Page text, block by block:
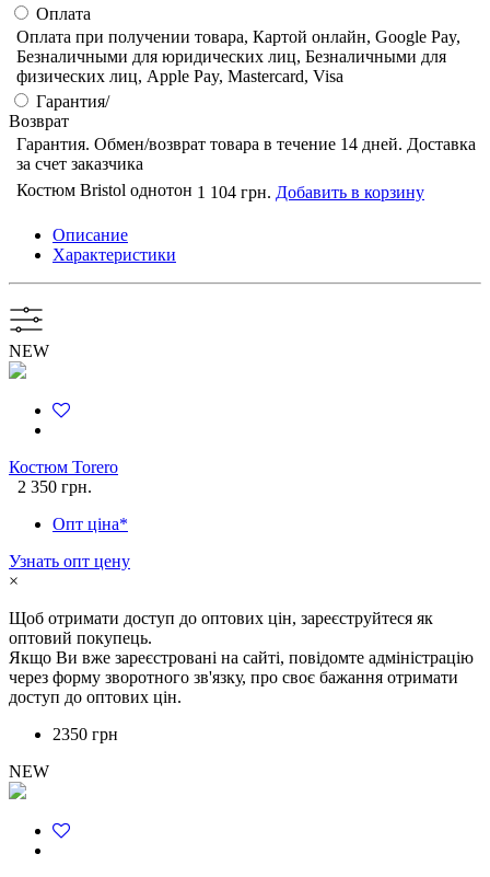
Оплата
Оплата при получении товара, Картой онлайн, Google Pay,
Безналичными для юридических лиц, Безналичными для
физических лиц, Apple Pay, Mastercard, Visa
Гарантия/
Возврат
Гарантия. Обмен/возврат товара в течение 14 дней. Доставка
за счет заказчика
Костюм Bristol однотон 1 104 грн. Добавить в корзину
Описание
Характеристики
NEW
Костюм Torero
2 350 грн.
Опт ціна*
Узнать опт цену
×
Щоб отримати доступ до оптових цін, зареєструйтеся як
оптовий покупець.
Якщо Ви вже зареєстровані на сайті, повідомте адміністрацію
через форму зворотного зв'язку, про своє бажання отримати
доступ до оптових цін.
2350 грн
NEW